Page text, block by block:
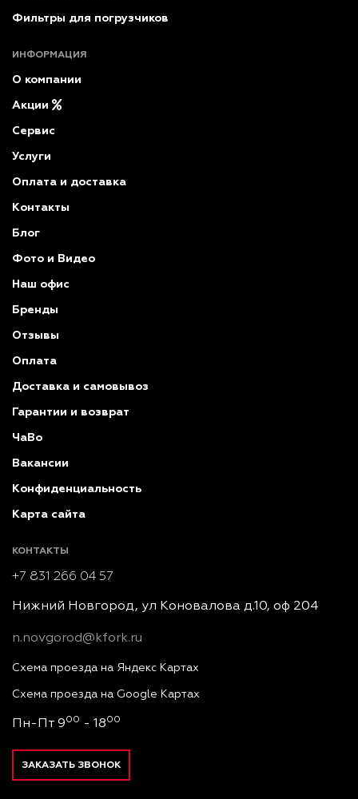
Фильтры для погрузчиков
ИНФОРМАЦИЯ
О компании
Акции
Сервис
Услуги
Оплата и доставка
Контакты
Блог
Фото и Видео
Наш офис
Бренды
Отзывы
Оплата
Доставка и самовывоз
Гарантии и возврат
ЧаВо
Вакансии
Конфиденциальность
Карта сайта
КОНТАКТЫ
+7 831 266 04 57
Нижний Новгород, ул Коновалова д.10, оф 204
n.novgorod@kfork.ru
Схема проезда на Яндекс Картах
Схема проезда на Google Картах
Пн-Пт 900 - 1800
ЗАКАЗАТЬ ЗВОНОК